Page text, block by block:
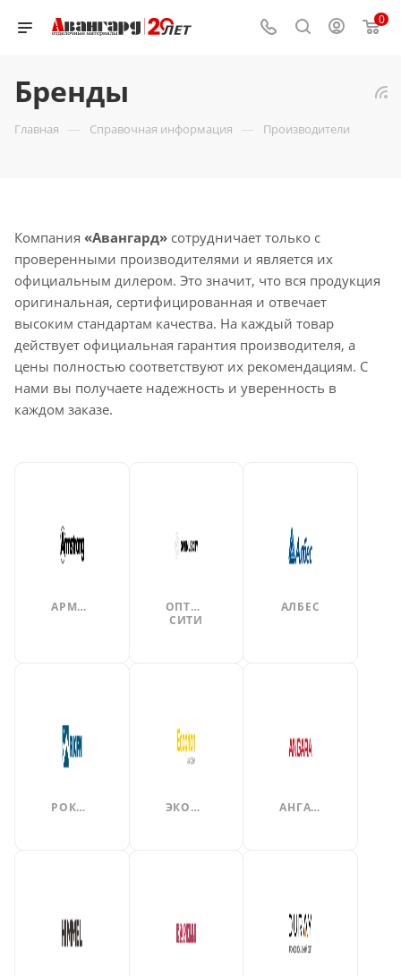
0
Бренды
Главная — Справочная информация — Производители
Компания «Авангард» сотрудничает только с
проверенными производителями и является их
официальным дилером. Это значит, что вся продукция
оригинальная, сертифицированная и отвечает
высоким стандартам качества. На каждый товар
действует официальная гарантия производителя, а
цены полностью соответствуют их рекомендациям. С
нами вы получаете надежность и уверенность в
каждом заказе.
АРМСТРОНГ
ОПТИМУС
СИТИ
АЛБЕС
РОКФОН ЭКОФОН АНГАРА